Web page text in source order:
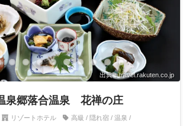
出典：travel.rakuten.co.jp
泉郷落合温泉 花禅の庄
リゾートホテル 高級 / 隠れ宿 / 温泉 /